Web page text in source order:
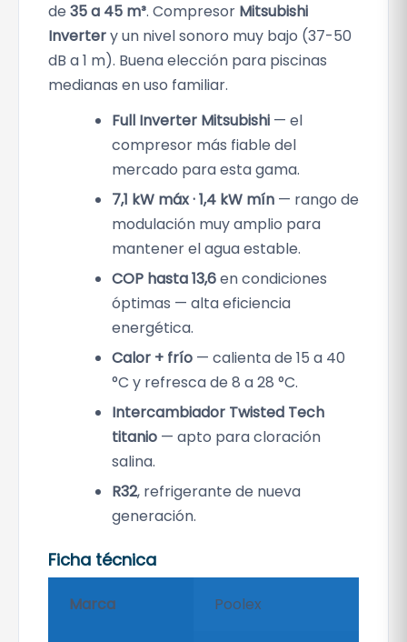
de 35 a 45 m³. Compresor Mitsubishi
Invertery un nivel sonoro muy bajo (37-50
dB a 1 m). Buena elección para piscinas
medianas en uso familiar.
Full Inverter Mitsubishi — el
compresor más fiable del
mercado para esta gama.
7,1 kW máx · 1,4 kW mín — rango de
modulación muy amplio para
mantener el agua estable.
COP hasta 13,6en condiciones
óptimas — alta eficiencia
energética.
Calor + frío — calienta de 15 a 40
°C y refresca de 8 a 28 °C.
Intercambiador Twisted Tech
titanio — apto para cloración
salina.
R32, refrigerante de nueva
generación.
Ficha técnica
Marca Poolex